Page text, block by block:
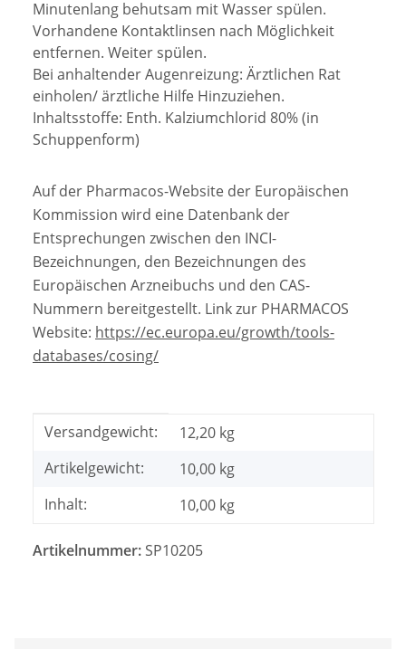
Minutenlang behutsam mit Wasser spülen.
Vorhandene Kontaktlinsen nach Möglichkeit
entfernen. Weiter spülen.
Bei anhaltender Augenreizung: Ärztlichen Rat
einholen/ ärztliche Hilfe Hinzuziehen.
Inhaltsstoffe: Enth. Kalziumchlorid 80% (in
Schuppenform)
Auf der Pharmacos-Website der Europäischen
Kommission wird eine Datenbank der
Entsprechungen zwischen den INCI-
Bezeichnungen, den Bezeichnungen des
Europäischen Arzneibuchs und den CAS-
Nummern bereitgestellt. Link zur PHARMACOS
Website: https://ec.europa.eu/growth/tools-
databases/cosing/
Produkteigenschaft
Wert
Versandgewicht:
12,20 kg
Artikelgewicht:
10,00 kg
Inhalt:
10,00 kg
Artikelnummer: SP10205